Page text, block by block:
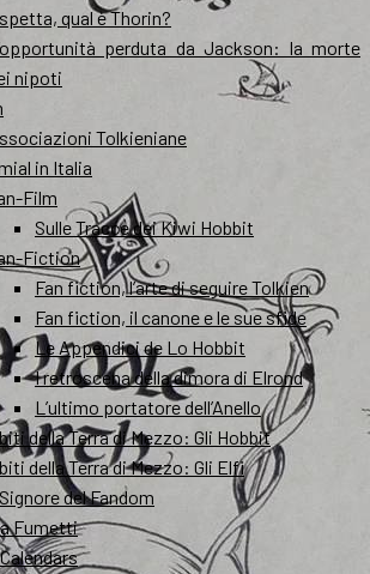
qual è Thorin?
perduta da Jackson: la morte
nipoti
Tolkieniane
in Italia
Film
Sulle Tracce dei Kiwi Hobbit
Fiction
Fan fiction, l’arte di seguire Tolkien
Fan fiction, il canone e le sue sfide
Le Appendici de Lo Hobbit
I retroscena della dimora di Elrond
L’ultimo portatore dell’Anello
della Terra di Mezzo: Gli Hobbit
della Terra di Mezzo: Gli Elfi
del Fandom
Fumetti